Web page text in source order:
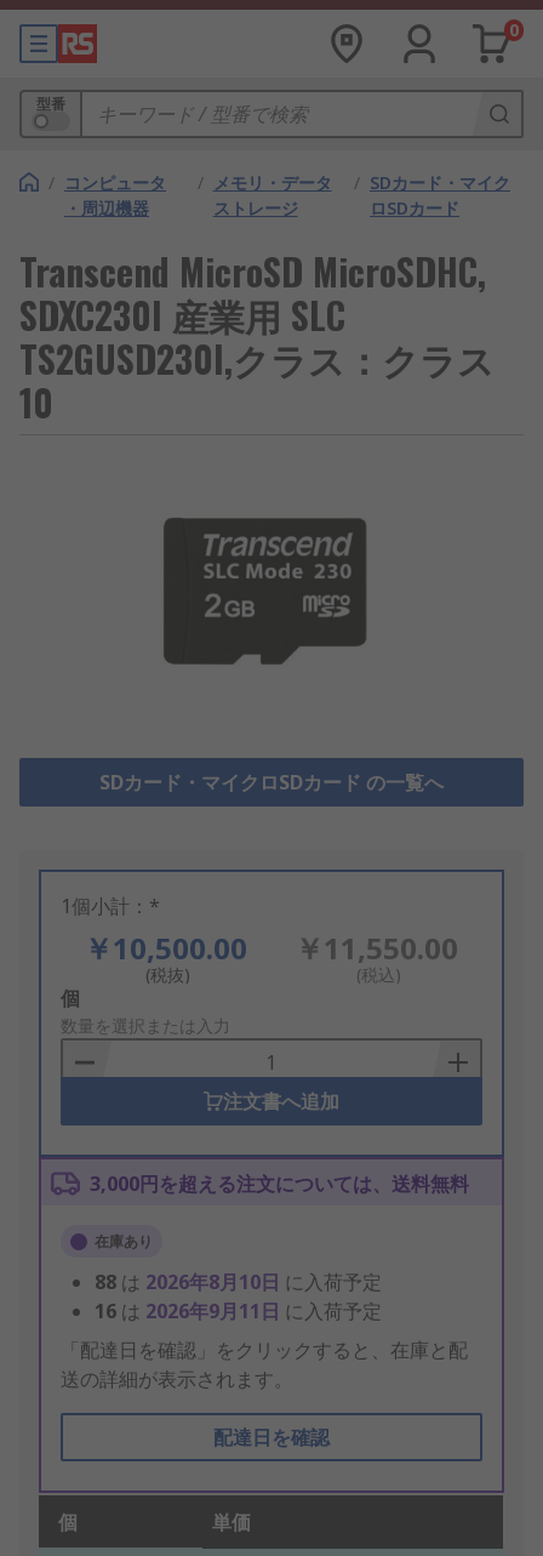
0
型番
/ コンピュータ
・周辺機器
/ メモリ・データ
ストレージ
/ SDカード・マイク
ロSDカード
Transcend MicroSD MicroSDHC,
SDXC230I 産業用 SLC
TS2GUSD230I,クラス：クラス
10
SDカード・マイクロSDカード の一覧へ
1個小計：*
￥10,500.00
(税抜)
￥11,550.00
(税込)
Add
to
Basket
個
数量を選択または入力
注文書へ追加
3,000円を超える注文については、送料無料
在庫あり
88 は 2026年8月10日 に入荷予定
16 は 2026年9月11日 に入荷予定
「配達日を確認」をクリックすると、在庫と配
送の詳細が表示されます。
配達日を確認
個 単価